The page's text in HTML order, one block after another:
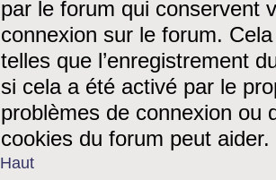
par le forum qui conservent
connexion sur le forum.
telles que l’enregistrement
si cela a été activé par le
problèmes de connexion ou
cookies du forum peut aider.
Haut